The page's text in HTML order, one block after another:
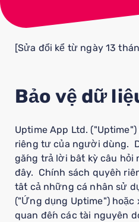
[Sửa đổi kể từ ngày 13
Bảo vệ dữ
Uptime App Ltd.
riêng tư của người dùng.
gắng trả lời bất kỳ câu hỏi
đây. Chính sách quyền
tất cả những cá nhân sử
("Ứng dụng Uptime")
quan đến các tài nguyên